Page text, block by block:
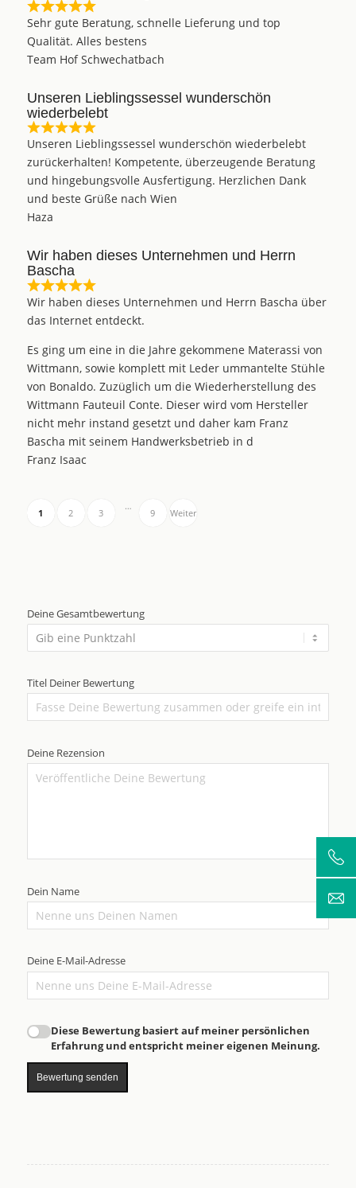
Sehr gute Beratung, schnelle Lieferung und top
Qualität. Alles bestens
Team Hof Schwechatbach
Unseren Lieblingssessel wunderschön
wiederbelebt
Unseren Lieblingssessel wunderschön wiederbelebt
zurückerhalten! Kompetente, überzeugende Beratung
und hingebungsvolle Ausfertigung. Herzlichen Dank
und beste Grüße nach Wien
Haza
Wir haben dieses Unternehmen und Herrn
Bascha
Wir haben dieses Unternehmen und Herrn Bascha über
das Internet entdeckt.
Es ging um eine in die Jahre gekommene Materassi von
Wittmann, sowie komplett mit Leder ummantelte Stühle
von Bonaldo. Zuzüglich um die Wiederherstellung des
Wittmann Fauteuil Conte. Dieser wird vom Hersteller
nicht mehr instand gesetzt und daher kam Franz
Bascha mit seinem Handwerksbetrieb in d
Franz Isaac
1 2 3
…
9 Weiter
Deine Gesamtbewertung
Titel Deiner Bewertung
Deine Rezension
Dein Name
Deine E-Mail-Adresse
Diese Bewertung basiert auf meiner persönlichen
Erfahrung und entspricht meiner eigenen Meinung.
Bewertung senden